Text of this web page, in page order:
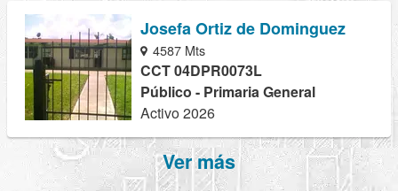
Josefa Ortiz de Dominguez
4587 Mts
CCT 04DPR0073L
Público - Primaria General
Activo 2026
Ver más